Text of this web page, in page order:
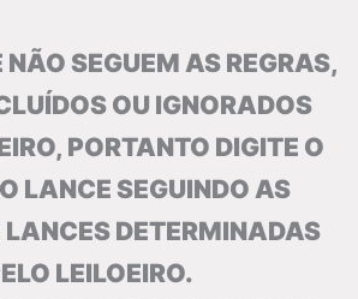
SEGUEM AS REGRAS,
OU IGNORADOS
PORTANTO DIGITE O
LANCE SEGUINDO AS
LANCES DETERMINADAS
LEILOEIRO.